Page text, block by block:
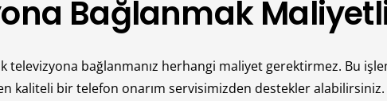
Bağlanmak
televizyona bağlanmanız herhangi maliyet gerektirmez. Bu
kaliteli bir telefon onarım servisimizden destekler alabilirsiniz.